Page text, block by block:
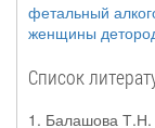
фетальный
женщины
Список
1. Балашова Т.Н.